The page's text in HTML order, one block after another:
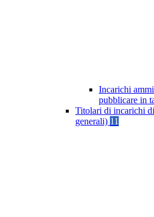
Incarichi
pubblicare in
Titolari di incarichi
generali) 11